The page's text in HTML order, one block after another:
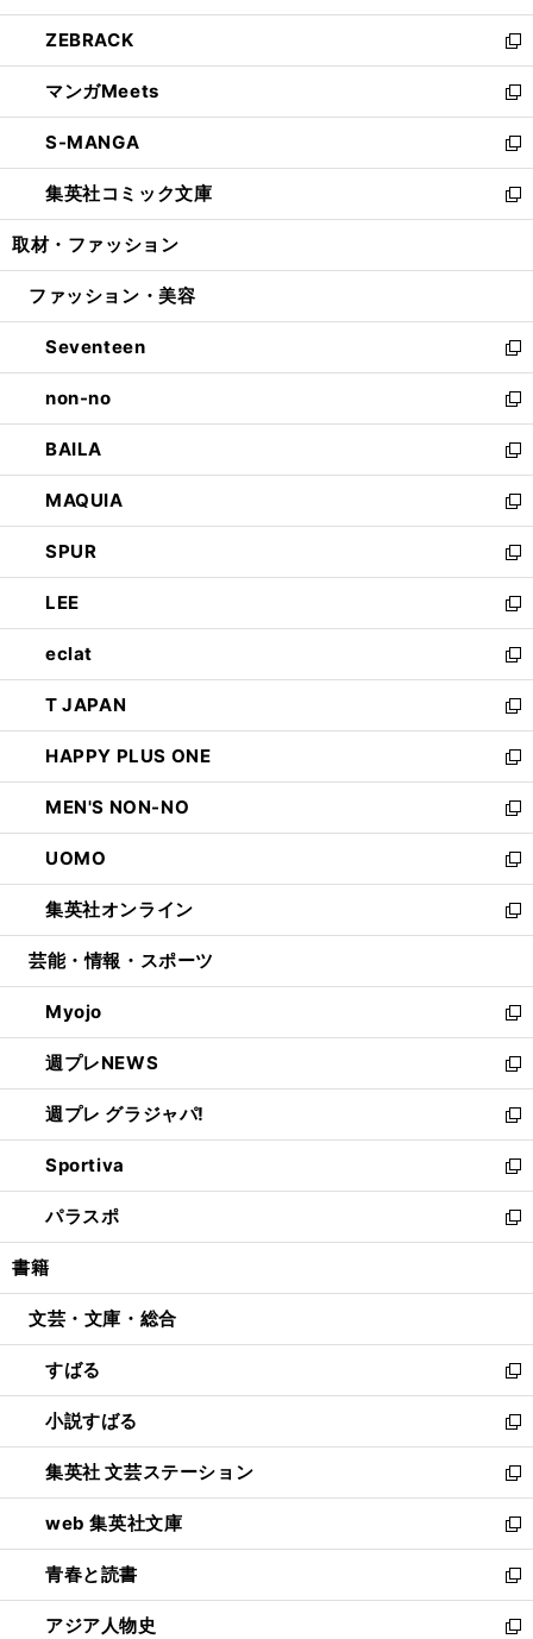
開
く
ウ
で
開
く
ン
ド
ウ
で
開
く
ウ
ィ
ン
ド
ウ
で
開
く
し
い
ウ
ィ
ン
ド
ウ
で
開
ZEBRACK
新
し
い
ウ
ィ
ン
ド
ウ
開
マンガMeets
新
し
い
ウ
ィ
ン
ウ
開
く
S-MANGA
新
し
い
ウ
ン
ウ
で
開
く
集英社コミック文庫
新
し
ウ
ン
ド
ウ
で
開
く
取材・ファッション
ファッション・美容
Seventeen
新
し
い
ウ
ィ
ン
ド
ウ
で
開
く
non-no
新
し
い
ウ
ィ
ン
ド
ウ
で
開
く
BAILA
新
し
い
ウ
ィ
ン
ド
ウ
で
開
く
MAQUIA
新
し
い
ウ
ィ
ン
ド
ウ
で
開
く
SPUR
新
し
い
ウ
ィ
ン
ド
ウ
で
開
く
LEE
新
し
い
ウ
ィ
ン
ド
ウ
で
開
く
eclat
新
し
い
ウ
ィ
ン
ド
ウ
で
開
く
T JAPAN
新
し
い
ウ
ィ
ン
ド
ウ
で
開
HAPPY PLUS ONE
新
し
い
ウ
ィ
ン
ド
ウ
開
く
MEN'S NON-NO
新
し
い
ウ
ィ
ン
ウ
で
開
く
UOMO
新
し
い
ウ
ン
ド
ウ
で
開
く
集英社オンライン
新
し
ウ
ィ
ン
ド
ウ
で
開
く
芸能・情報・スポーツ
Myojo
新
し
い
ウ
ィ
ン
ド
ウ
で
開
週プレNEWS
新
し
い
ウ
ィ
ン
ド
ウ
開
週プレ グラジャパ!
新
し
い
ウ
ィ
ン
ウ
開
く
Sportiva
新
し
い
ウ
ン
ウ
で
開
く
パラスポ
新
し
ウ
ン
ド
ウ
で
開
く
書籍
文芸・文庫・総合
すばる
新
し
い
ウ
ィ
ン
ド
ウ
で
開
く
小説すばる
新
し
い
ウ
ィ
ン
ド
ウ
で
集英社 文芸ステーション
新
し
い
ウ
ィ
ン
ド
web 集英社文庫
新
し
い
ウ
ィ
青春と読書
新
し
い
アジア人物史
新